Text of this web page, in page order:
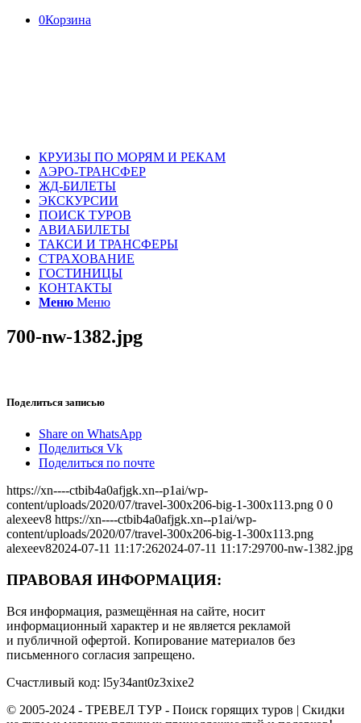
0Корзина
КРУИЗЫ ПО МОРЯМ И РЕКАМ
АЭРО-ТРАНСФЕР
ЖД-БИЛЕТЫ
ЭКСКУРСИИ
ПОИСК ТУРОВ
АВИАБИЛЕТЫ
ТАКСИ И ТРАНСФЕРЫ
СТРАХОВАНИЕ
ГОСТИНИЦЫ
КОНТАКТЫ
Меню Меню
700-nw-1382.jpg
Поделиться записью
Share on WhatsApp
Поделиться Vk
Поделиться по почте
https://xn----ctbib4a0afjgk.xn--p1ai/wp-
content/uploads/2020/07/travel-300x206-big-1-300x113.png 0 0
alexeev8 https://xn----ctbib4a0afjgk.xn--p1ai/wp-
content/uploads/2020/07/travel-300x206-big-1-300x113.png
alexeev82024-07-11 11:17:262024-07-11 11:17:29700-nw-1382.jpg
ПРАВОВАЯ ИНФОРМАЦИЯ:
Вся информация, размещённая на сайте, носит
информационный характер и не является рекламой
и публичной офертой. Копирование материалов без
письменного согласия запрещено.
Счастливый код: l5y34ant0z3xixe2
© 2005-2024 - ТРЕВЕЛ ТУР - Поиск горящих туров | Скидки